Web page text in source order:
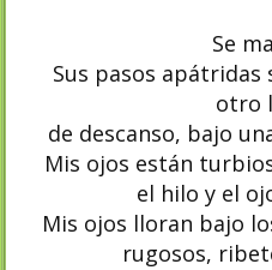
Se
Sus pasos apátridas
otro
de descanso, bajo
Mis ojos están
el hilo y el
Mis ojos lloran bajo
rugosos,